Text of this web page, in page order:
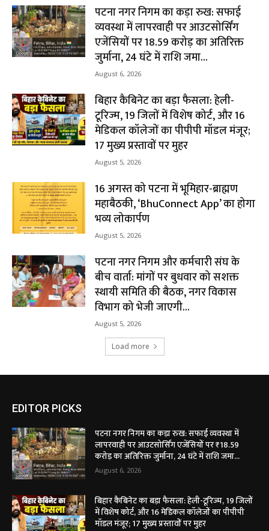
पटना नगर निगम का कड़ा रुख: सफाई
व्यवस्था में लापरवाही पर आउटसोर्सिंग
एजेंसियों पर ₹18.59 करोड़ का अतिरिक्त
जुर्माना, 24 घंटे में राशि जमा...
August 6, 2026
बिहार कैबिनेट का बड़ा फैसला: हेली-
टूरिज्म, 19 जिलों में विशेष कोर्ट, और 16
मेडिकल कॉलेजों का पीपीपी मॉडल मंजूर;
17 मुख्य प्रस्तावों पर मुहर
August 5, 2026
16 अगस्त को पटना में भूमिहार-ब्राह्मण
महाबैठकी, ‘BhuConnect App’ का होगा
भव्य लोकार्पण
August 5, 2026
पटना नगर निगम और कर्मचारी संघ के
बीच वार्ता: मांगों पर बुधवार को सशक्त
स्थायी समिति की बैठक, नगर विकास
विभाग को भेजी जाएगी...
August 5, 2026
Load more
EDITOR PICKS
पटना नगर निगम का कड़ा रुख: सफाई व्यवस्था में
लापरवाही पर आउटसोर्सिंग एजेंसियों पर ₹18.59
करोड़ का अतिरिक्त जुर्माना, 24 घंटे में राशि जमा...
August 6, 2026
बिहार कैबिनेट का बड़ा फैसला: हेली-टूरिज्म, 19 जिलों
में विशेष कोर्ट, और 16 मेडिकल कॉलेजों का पीपीपी
मॉडल मंजूर; 17 मुख्य प्रस्तावों पर मुहर